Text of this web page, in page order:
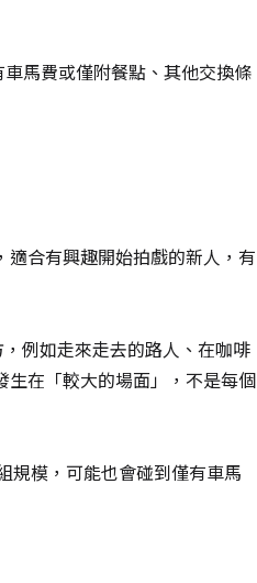
馬費或僅附餐點、其他交換條
合有興趣開始拍戲的新人，有
例如走來走去的路人、在咖啡
在「較大的場面」，不是每個
規模，可能也會碰到僅有車馬